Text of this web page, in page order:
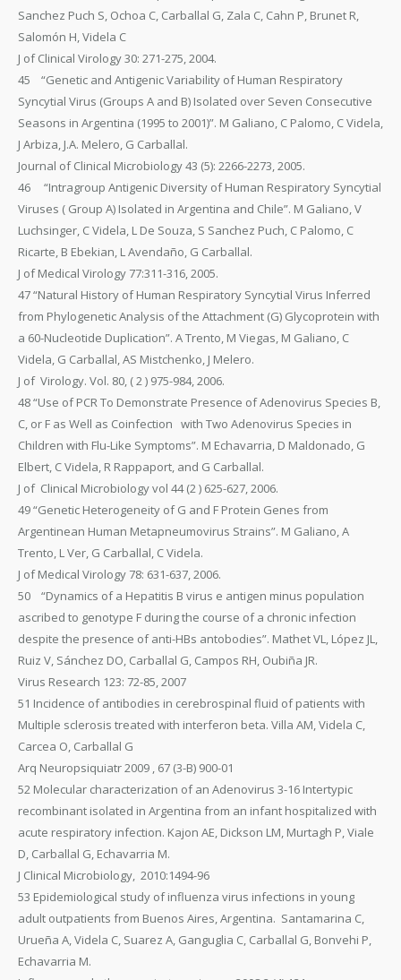
Sanchez Puch S, Ochoa C, Carballal G, Zala C, Cahn P, Brunet R,
Salomón H, Videla C
J of Clinical Virology 30: 271-275, 2004.
45 “Genetic and Antigenic Variability of Human Respiratory
Syncytial Virus (Groups A and B) Isolated over Seven Consecutive
Seasons in Argentina (1995 to 2001)”. M Galiano, C Palomo, C Videla,
J Arbiza, J.A. Melero, G Carballal.
Journal of Clinical Microbiology 43 (5): 2266-2273, 2005.
46 “Intragroup Antigenic Diversity of Human Respiratory Syncytial
Viruses ( Group A) Isolated in Argentina and Chile”. M Galiano, V
Luchsinger, C Videla, L De Souza, S Sanchez Puch, C Palomo, C
Ricarte, B Ebekian, L Avendaño, G Carballal.
J of Medical Virology 77:311-316, 2005.
47 “Natural History of Human Respiratory Syncytial Virus Inferred
from Phylogenetic Analysis of the Attachment (G) Glycoprotein with
a 60-Nucleotide Duplication”. A Trento, M Viegas, M Galiano, C
Videla, G Carballal, AS Mistchenko, J Melero.
J of Virology. Vol. 80, ( 2 ) 975-984, 2006.
48 “Use of PCR To Demonstrate Presence of Adenovirus Species B,
C, or F as Well as Coinfection with Two Adenovirus Species in
Children with Flu-Like Symptoms”. M Echavarria, D Maldonado, G
Elbert, C Videla, R Rappaport, and G Carballal.
J of Clinical Microbiology vol 44 (2 ) 625-627, 2006.
49 “Genetic Heterogeneity of G and F Protein Genes from
Argentinean Human Metapneumovirus Strains”. M Galiano, A
Trento, L Ver, G Carballal, C Videla.
J of Medical Virology 78: 631-637, 2006.
50 “Dynamics of a Hepatitis B virus e antigen minus population
ascribed to genotype F during the course of a chronic infection
despite the presence of anti-HBs antobodies”. Mathet VL, López JL,
Ruiz V, Sánchez DO, Carballal G, Campos RH, Oubiña JR.
Virus Research 123: 72-85, 2007
51 Incidence of antibodies in cerebrospinal fluid of patients with
Multiple sclerosis treated with interferon beta. Villa AM, Videla C,
Carcea O, Carballal G
Arq Neuropsiquiatr 2009 , 67 (3-B) 900-01
52 Molecular characterization of an Adenovirus 3-16 Intertypic
recombinant isolated in Argentina from an infant hospitalized with
acute respiratory infection. Kajon AE, Dickson LM, Murtagh P, Viale
D, Carballal G, Echavarria M.
J Clinical Microbiology, 2010:1494-96
53 Epidemiological study of influenza virus infections in young
adult outpatients from Buenos Aires, Argentina. Santamarina C,
Urueña A, Videla C, Suarez A, Ganguglia C, Carballal G, Bonvehi P,
Echavarria M.